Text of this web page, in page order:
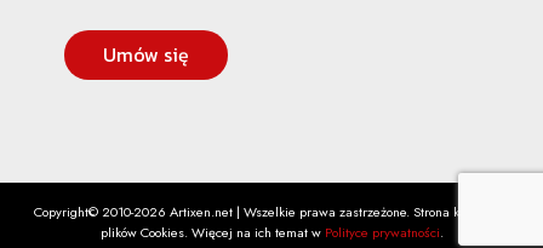
Umów się
Copyright© 2010-2026 Artixen.net | Wszelkie prawa zastrzeżone. Strona korzysta z
plików Cookies. Więcej na ich temat w Polityce prywatności.